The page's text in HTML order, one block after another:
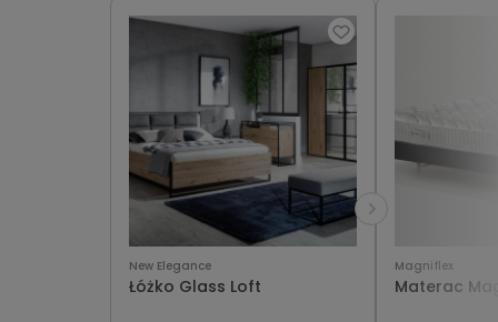
New Elegance
Łóżko Glass Loft
Magniflex
Materac